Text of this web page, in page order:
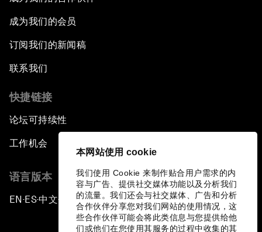
本网站使用 cookie
我们使用 Cookie 来制作贴合用户需求的内
容与广告、提供社交媒体功能以及分析我们
的流量。我们还会与社交媒体、广告和分析
合作伙伴分享您对我们网站的使用情况，这
些合作伙伴可能会将此类信息与您提供给他
们或他们在您使用其服务的过程中收集的其
成为我们的会员
订阅我们的新闻稿
联系我们
快捷链接
论坛可持续性
工作机会
语言版本
EN ▪ES▪中文▪ 日本語